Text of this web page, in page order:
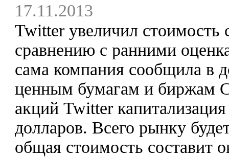
17.11.2013
Twitter увеличил стоимость
сравнению с ранними
сама компания сообщила в
ценным бумагам и биржам
акций Twitter
долларов. Всего рынку
общая стоимость составит